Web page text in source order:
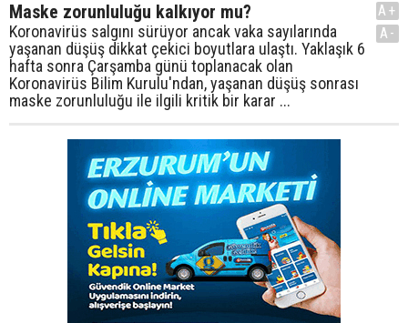
Maske zorunluluğu kalkıyor mu?
Koronavirüs salgını sürüyor ancak vaka sayılarında
yaşanan düşüş dikkat çekici boyutlara ulaştı. Yaklaşık 6
hafta sonra Çarşamba günü toplanacak olan
Koronavirüs Bilim Kurulu'ndan, yaşanan düşüş sonrası
maske zorunluluğu ile ilgili kritik bir karar ...
A+
A-